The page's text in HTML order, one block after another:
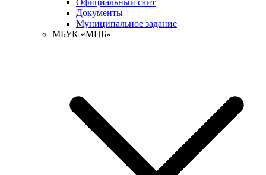
Официальный сайт
Документы
Муниципальное задание
МБУК «МЦБ»